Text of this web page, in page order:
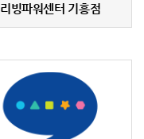
리빙파워센터 기흥점